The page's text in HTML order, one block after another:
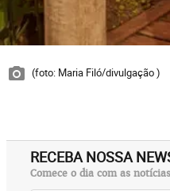
(foto: Maria Filó/divulgação )
RECEBA NOSSA
Comece o dia com as